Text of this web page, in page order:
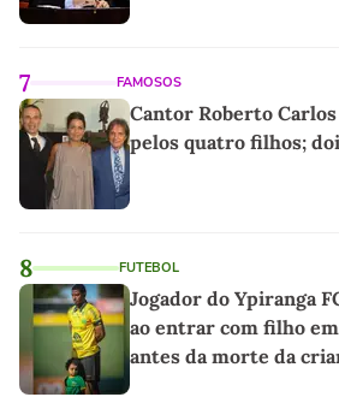
7 FAMOSOS
Cantor Roberto
pelos quatro filhos;
8 FUTEBOL
Jogador do Ypiranga
ao entrar com filho
antes da morte da